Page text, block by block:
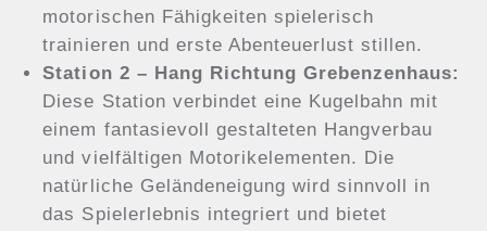
motorischen Fähigkeiten spielerisch
trainieren und erste Abenteuerlust stillen.
Station 2 – Hang Richtung Grebenzenhaus:
Diese Station verbindet eine Kugelbahn mit
einem fantasievoll gestalteten Hangverbau
und vielfältigen Motorikelementen. Die
natürliche Geländeneigung wird sinnvoll in
das Spielerlebnis integriert und bietet